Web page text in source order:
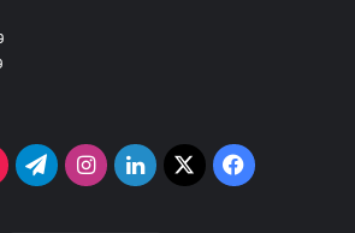
فيسبوك
‫X لينكدإنانستقرام